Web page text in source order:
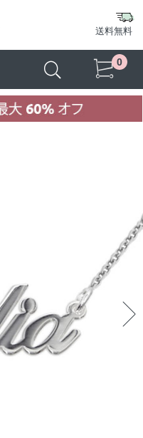
送料無料
0